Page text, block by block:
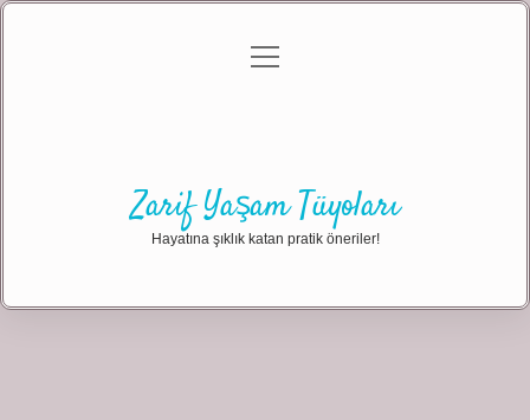
Gizlilik Politikası
menüyü
Zarif Yaşam Tüyoları
Hayatına şıklık katan pratik öneriler!